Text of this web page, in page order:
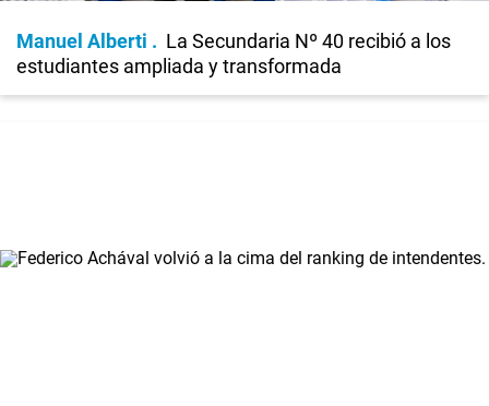
Manuel Alberti
La Secundaria Nº 40 recibió a los
estudiantes ampliada y transformada